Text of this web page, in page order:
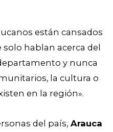
están cansados
hablan acerca del
y nunca
la cultura o
en la región».
del país, Arauca